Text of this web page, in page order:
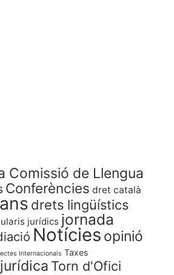
Comissió de Llengua
Conferències dret català
drets lingüístics
jurídics jornada
Notícies opinió
Internacionals Taxes
Torn d'Ofici